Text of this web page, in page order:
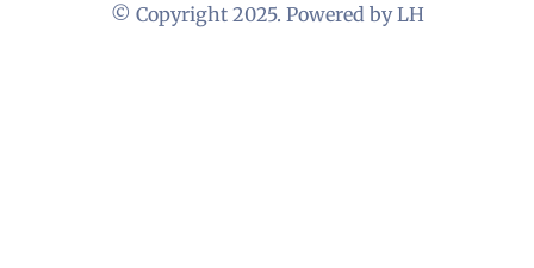
© Copyright 2025. Powered by LH